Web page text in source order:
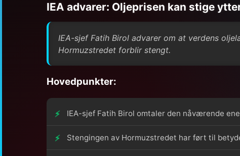
IEA advarer: Oljeprisen kan stige
IEA-sjef Fatih Birol advarer om at verdens
Hormuzstredet forblir stengt.
Hovedpunkter:
IEA-sjef Fatih Birol omtaler den nåværende
Stengingen av Hormuzstredet har ført til